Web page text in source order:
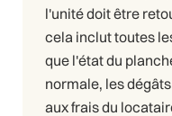
l'unité doit être
cela inclut toutes
que l'état du
normale, les
aux frais du